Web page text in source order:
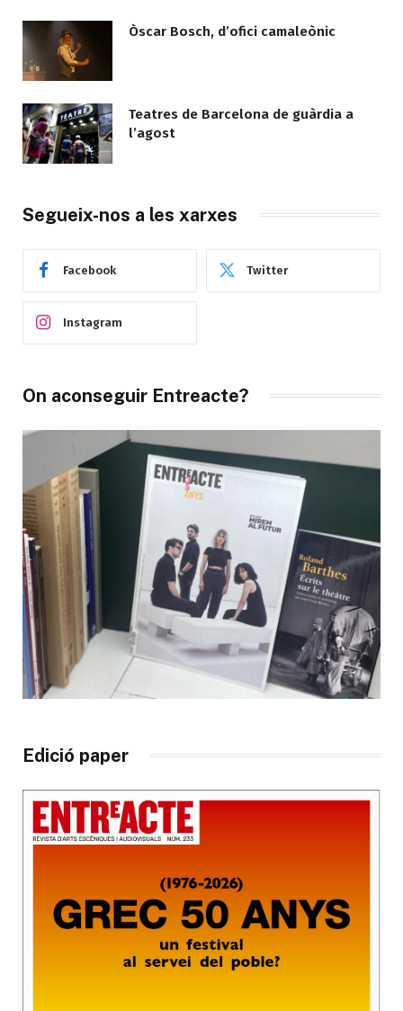
Òscar Bosch, d’ofici camaleònic
Teatres de Barcelona de guàrdia a
l’agost
Segueix-nos a les xarxes
Facebook Twitter
Instagram
On aconseguir Entreacte?
Edició paper